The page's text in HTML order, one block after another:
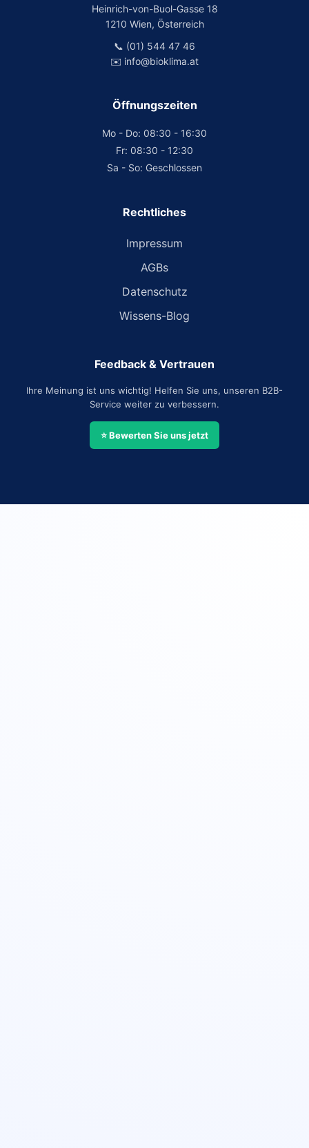
Heinrich-von-Buol-Gasse 18
1210 Wien, Österreich
📞 (01) 544 47 46
✉️ info@bioklima.at
Öffnungszeiten
Mo - Do: 08:30 - 16:30
Fr: 08:30 - 12:30
Sa - So: Geschlossen
Rechtliches
Impressum
AGBs
Datenschutz
Wissens-Blog
Feedback & Vertrauen
Ihre Meinung ist uns wichtig! Helfen Sie uns, unseren B2B-
Service weiter zu verbessern.
⭐ Bewerten Sie uns jetzt